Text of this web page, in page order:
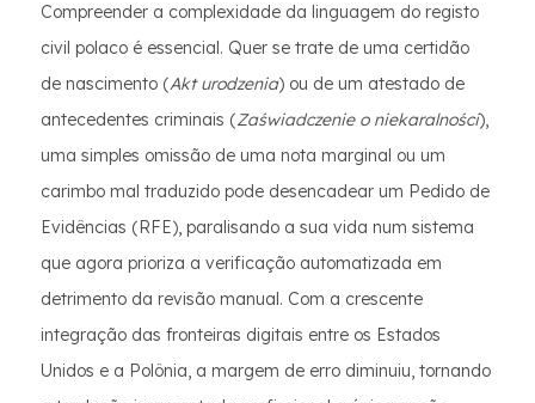
Compreender a complexidade da linguagem do registo
civil polaco é essencial. Quer se trate de uma certidão
de nascimento (Akt urodzenia) ou de um atestado de
antecedentes criminais (Zaświadczenie o niekaralności),
uma simples omissão de uma nota marginal ou um
carimbo mal traduzido pode desencadear um Pedido de
Evidências (RFE), paralisando a sua vida num sistema
que agora prioriza a verificação automatizada em
detrimento da revisão manual. Com a crescente
integração das fronteiras digitais entre os Estados
Unidos e a Polônia, a margem de erro diminuiu, tornando